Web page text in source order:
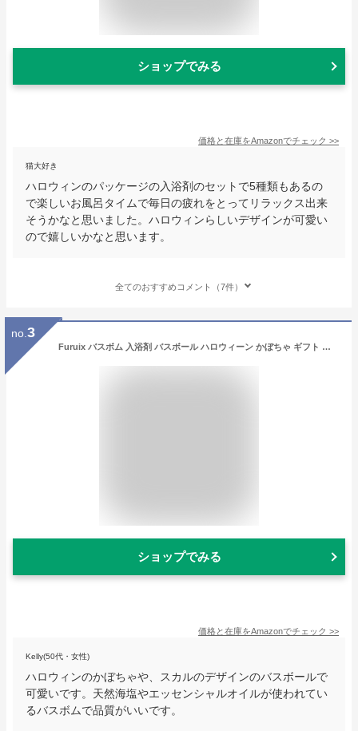
ショップでみる
価格と在庫をAmazonでチェック >>
猫大好き
ハロウィンのパッケージの入浴剤のセットで5種類もあるの
で楽しいお風呂タイムで毎日の疲れをとってリラックス出来
そうかなと思いました。ハロウィンらしいデザインが可愛い
ので嬉しいかなと思います。
全てのおすすめコメント（7件）
no. 3
Furuix バスボム 入浴剤 バスボール ハロウィーン かぼちゃ ギフト スカル お風呂用 炭酸入浴剤 魔女の鍋 香り爆弾 小道具 子供 プレゼント おもちゃ ハロウィーン 雰囲気作り 3個セット
ショップでみる
価格と在庫をAmazonでチェック >>
Kelly(50代・女性)
ハロウィンのかぼちゃや、スカルのデザインのバスボールで
可愛いです。天然海塩やエッセンシャルオイルが使われてい
るバスボムで品質がいいです。